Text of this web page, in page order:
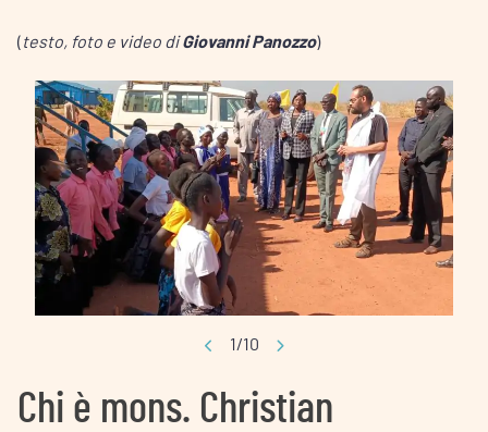
(testo, foto e video diGiovanni Panozzo)
1/10
Chi è mons. Christian